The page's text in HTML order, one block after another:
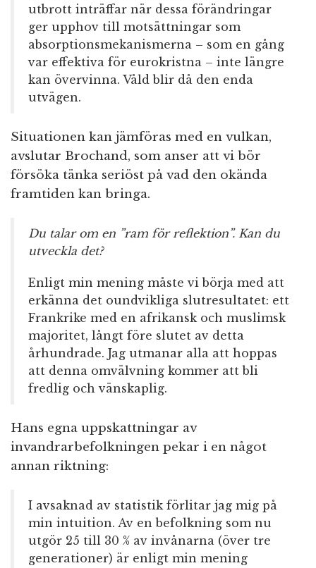
utbrott inträffar när dessa förändringar
ger upphov till motsättningar som
absorptionsmekanismerna – som en gång
var effektiva för eurokristna – inte längre
kan övervinna. Våld blir då den enda
utvägen.
Situationen kan jämföras med en vulkan,
avslutar Brochand, som anser att vi bör
försöka tänka seriöst på vad den okända
framtiden kan bringa.
Du talar om en ”ram för reflektion”. Kan du
utveckla det?
Enligt min mening måste vi börja med att
erkänna det oundvikliga slutresultatet: ett
Frankrike med en afrikansk och muslimsk
majoritet, långt före slutet av detta
århundrade. Jag utmanar alla att hoppas
att denna omvälvning kommer att bli
fredlig och vänskaplig.
Hans egna uppskattningar av
invandrarbefolkningen pekar i en något
annan riktning:
I avsaknad av statistik förlitar jag mig på
min intuition. Av en befolkning som nu
utgör 25 till 30 % av invånarna (över tre
generationer) är enligt min mening